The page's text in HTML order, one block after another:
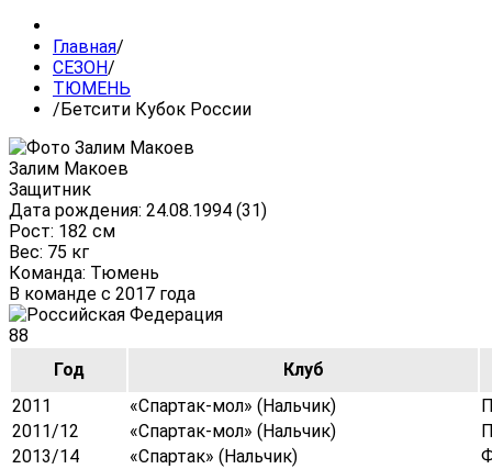
Главная/
СЕЗОН/
ТЮМЕНЬ
/ Бетсити Кубок России
Залим Макоев
Защитник
Дата рождения: 24.08.1994 (31)
Рост: 182 см
Вес: 75 кг
Команда: Тюмень
В команде с 2017 года
88
Год
Клуб
2011
«Спартак-мол» (Нальчик)
2011/12
«Спартак-мол» (Нальчик)
2013/14
«Спартак» (Нальчик)